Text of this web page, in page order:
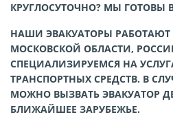
КРУГЛОСУТОЧНО? МЫ ГОТОВЫ
НАШИ ЭВАКУАТОРЫ РАБОТАЮТ
МОСКОВСКОЙ ОБЛАСТИ,
СПЕЦИАЛИЗИРУЕМСЯ НА
ТРАНСПОРТНЫХ СРЕДСТВ. В
МОЖНО ВЫЗВАТЬ ЭВАКУАТОР
БЛИЖАЙШЕЕ ЗАРУБЕЖЬЕ.